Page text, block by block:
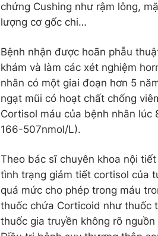
chứng Cushing như rậm lông,
lượng cơ gốc chi…
Bệnh nhận được hoãn phẫu
khám và làm các xét nghiệm
nhân có một giai đoạn hơn 5
ngạt mũi có hoạt chất chống
Cortisol máu của bệnh nhân lúc
166-507nmol/L).
Theo bác sĩ chuyên khoa nội
tình trạng giảm tiết cortisol của
quá mức cho phép trong máu
thuốc chứa Corticoid như thuốc
thuốc gia truyền không rõ